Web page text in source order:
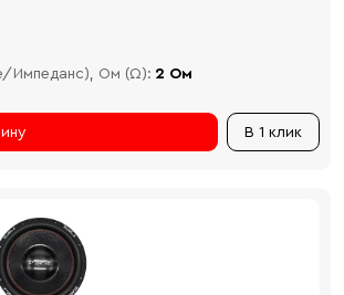
Импеданс), Ом (Ω): 2 Ом
В 1 клик